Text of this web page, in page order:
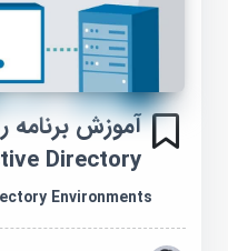
آموزش برنامه
Directory
Environments